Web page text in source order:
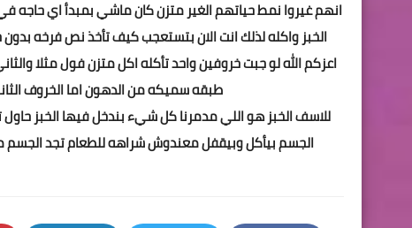
انهم غيروا نمط حياتهم الغير متزن كان ماشي بمبدأ اي
الخبز واكله لذلك انت الان بتستعجب كيف تأخذ نص فرخه بدون
اعزكم الله لو جبت خروفين واحد تأكله اكل متزن فول مثلا
طبقه سميكه من الدهون اما الخروف
للاسف الخبز هو اللي مدمرنا كل شيء بندخل فيها الخبز
الجسم بيأكل وبيقفل معندوش شراهه للطعام تجد